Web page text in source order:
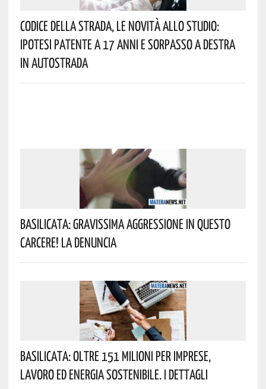
Codice Della Strada, Le Novità Allo Studio:
Ipotesi Patente A 17 Anni E Sorpasso A Destra
In Autostrada
Basilicata: Gravissima Aggressione In Questo
Carcere! La Denuncia
Basilicata: Oltre 151 Milioni Per Imprese,
Lavoro Ed Energia Sostenibile. I Dettagli